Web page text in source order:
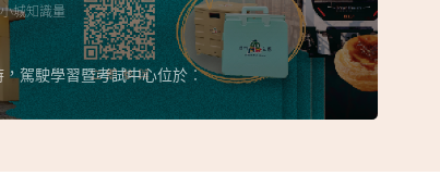
城知識量
駕駛學習暨考試中心位於︰